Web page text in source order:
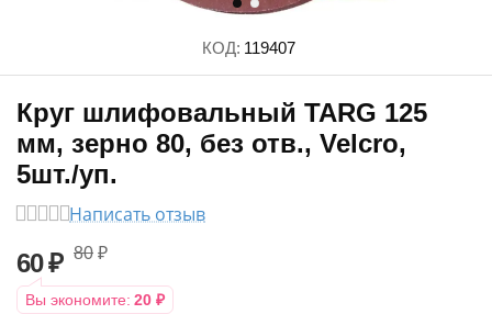
КОД: 119407
Круг шлифовальный TARG 125
мм, зерно 80, без отв., Velcro,
5шт./уп.
Написать отзыв
60₽ 80 ₽
Вы экономите: 20 ₽